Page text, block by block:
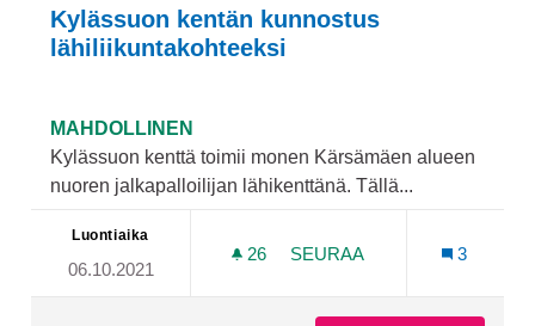
Kylässuon kentän kunnostus
lähiliikuntakohteeksi
MAHDOLLINEN
Kylässuon kenttä toimii monen Kärsämäen alueen
nuoren jalkapalloilijan lähikenttänä. Tällä...
Luontiaika
06.10.2021
26 26 SEURAAJAA
SEURAA
3